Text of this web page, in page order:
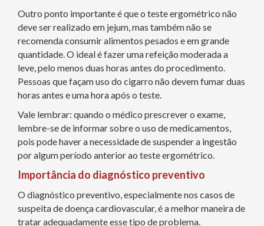
Outro ponto importante é que o teste ergométrico não
deve ser realizado em jejum, mas também não se
recomenda consumir alimentos pesados e em grande
quantidade. O ideal é fazer uma refeição moderada a
leve, pelo menos duas horas antes do procedimento.
Pessoas que façam uso do cigarro não devem fumar duas
horas antes e uma hora após o teste.
Vale lembrar: quando o médico prescrever o exame,
lembre-se de informar sobre o uso de medicamentos,
pois pode haver a necessidade de suspender a ingestão
por algum período anterior ao teste ergométrico.
Importância do diagnóstico preventivo
O diagnóstico preventivo, especialmente nos casos de
suspeita de doença cardiovascular, é a melhor maneira de
tratar adequadamente esse tipo de problema.